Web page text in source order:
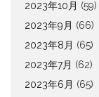
2023年10月 (59)
2023年9月 (66)
2023年8月 (65)
2023年7月 (62)
2023年6月 (65)